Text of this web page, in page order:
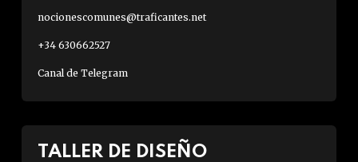
nocionescomunes@traficantes.net
+34 630662527
Canal de Telegram
TALLER DE DISEÑO